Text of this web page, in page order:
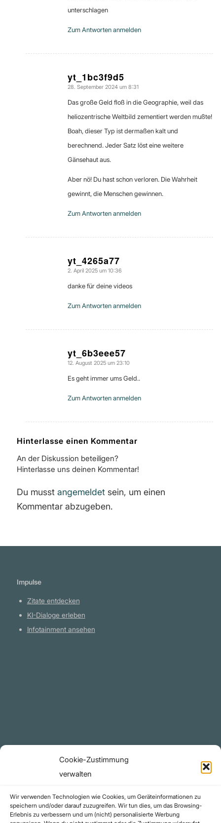
Cookie-Zustimmung
verwalten
Wir verwenden Technologien wie Cookies, um Geräteinformationen zu
speichern und/oder darauf zuzugreifen. Wir tun dies, um das Browsing-
Erlebnis zu verbessern und um (nicht) personalisierte Werbung
unterschlagen
Zum Antworten anmelden
yt_1bc3f9d5
sagte:
28. September 2024 um 8:31
Das große Geld floß in die Geographie, weil das
heliozentrische Weltbild zementiert werden mußte!
Boah, dieser Typ ist dermaßen kalt und
berechnend. Jeder Satz löst eine weitere
Gänsehaut aus.
Aber nö! Du hast schon verloren. Die Wahrheit
gewinnt, die Menschen gewinnen.
Zum Antworten anmelden
yt_4265a77
sagte:
2. April 2025 um 10:36
danke für deine videos
Zum Antworten anmelden
yt_6b3eee57
sagte:
12. August 2025 um 23:10
Es geht immer ums Geld..
Zum Antworten anmelden
Hinterlasse einen Kommentar
An der Diskussion beteiligen?
Hinterlasse uns deinen Kommentar!
Du musst angemeldetsein, um einen
Kommentar abzugeben.
Impulse
Zitate entdecken
KI-Dialoge erleben
Infotainment ansehen
Datenschutzerklärung
Cookie-Richtlinie (EU)
Impressum